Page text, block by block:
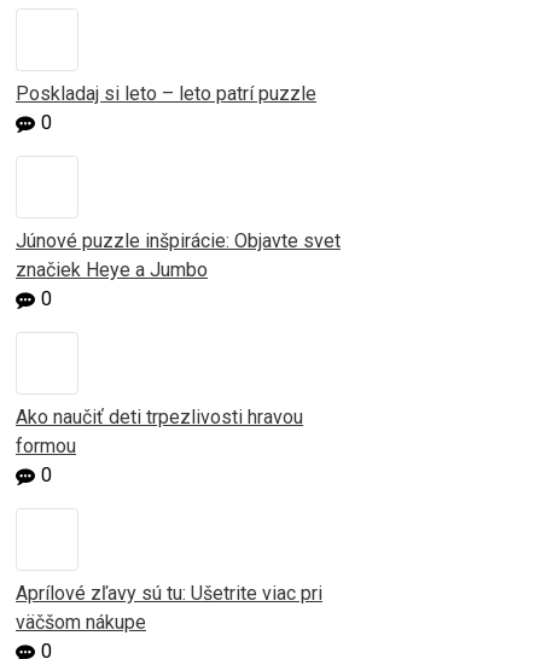
Poskladaj si leto – leto patrí puzzle
0
Júnové puzzle inšpirácie: Objavte svet
značiek Heye a Jumbo
0
Ako naučiť deti trpezlivosti hravou
formou
0
Aprílové zľavy sú tu: Ušetrite viac pri
väčšom nákupe
0